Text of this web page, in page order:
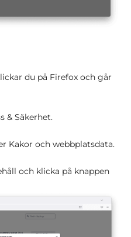
du på Firefox och går
& Säkerhet.
Kakor och webbplatsdata.
och klicka på knappen